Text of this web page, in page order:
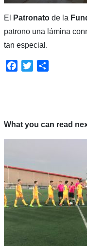
El Patronatode la
patrono una lámina
tan especial.
Facebook
Twitter
What you can read